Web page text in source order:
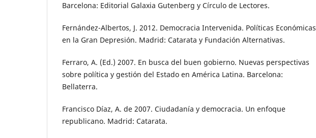
Barcelona: Editorial Galaxia Gutenberg y Círculo de Lectores.
Fernández-Albertos, J. 2012. Democracia Intervenida. Políticas Económicas
en la Gran Depresión. Madrid: Catarata y Fundación Alternativas.
Ferraro, A. (Ed.) 2007. En busca del buen gobierno. Nuevas perspectivas
sobre política y gestión del Estado en América Latina. Barcelona:
Bellaterra.
Francisco Díaz, A. de 2007. Ciudadanía y democracia. Un enfoque
republicano. Madrid: Catarata.